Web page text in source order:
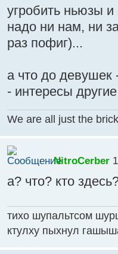
угробить ньюзы
надо ни нам, ни
раз пофиг)...
а что до девушек
- интересы
We are all just the
NitroCerber
а? что? кто
тихо шупальтсом
ктулху пыхнул